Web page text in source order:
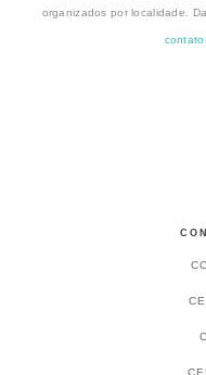
organizados por localidade.